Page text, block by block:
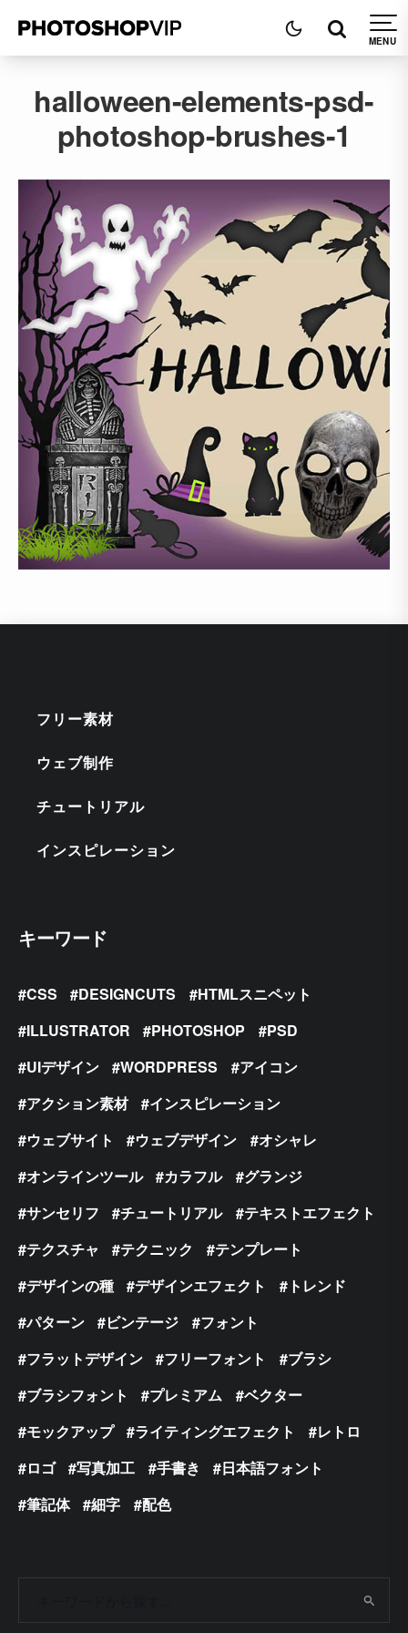
halloween-elements-psd-
photoshop-brushes-1
フリー素材
ウェブ制作
チュートリアル
インスピレーション
キーワード
CSS DESIGNCUTS
HTMLスニペット
ILLUSTRATOR
PHOTOSHOP
PSD
UIデザイン
WORDPRESS
アイコン
アクション素材
インスピレーション
ウェブサイト
ウェブデザイン
オシャレ
オンラインツール
カラフル
グランジ
サンセリフ
チュートリアル
テキストエフェクト
テクスチャ
テクニック
テンプレート
デザインの種
デザインエフェクト
トレンド
パターン
ビンテージ
フォント
フラットデザイン
フリーフォント
ブラシ
ブラシフォント
プレミアム
ベクター
モックアップ
ライティングエフェクト
レトロ
ロゴ
写真加工 手書き
日本語フォント
筆記体
細字 配色